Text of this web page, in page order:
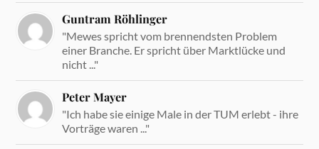
Guntram Röhlinger
"Mewes spricht vom brennendsten Problem
einer Branche. Er spricht über Marktlücke und
nicht ..."
Peter Mayer
"Ich habe sie einige Male in der TUM erlebt - ihre
Vorträge waren ..."